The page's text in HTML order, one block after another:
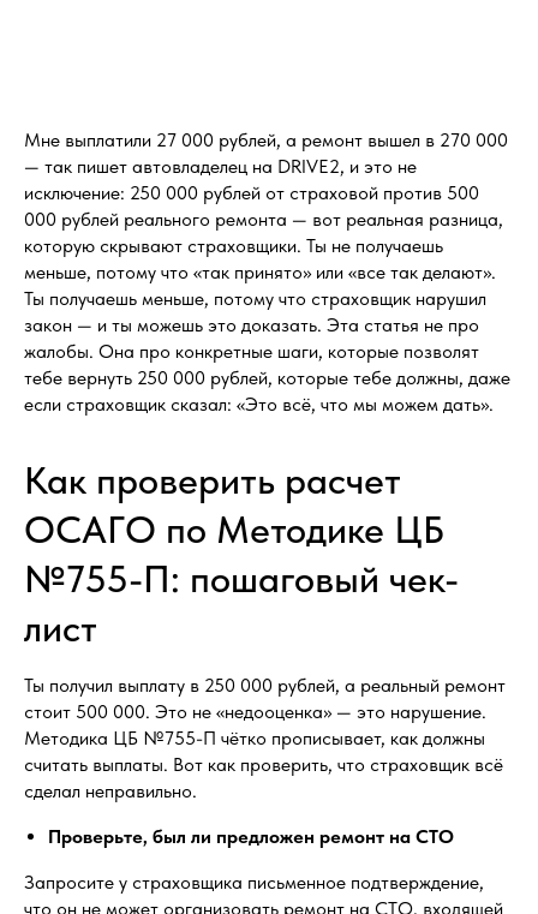
Мне выплатили 27 000 рублей, а ремонт вышел в 270 000
— так пишет автовладелец на DRIVE2, и это не
исключение: 250 000 рублей от страховой против 500
000 рублей реального ремонта — вот реальная разница,
которую скрывают страховщики. Ты не получаешь
меньше, потому что «так принято» или «все так делают».
Ты получаешь меньше, потому что страховщик нарушил
закон — и ты можешь это доказать. Эта статья не про
жалобы. Она про конкретные шаги, которые позволят
тебе вернуть 250 000 рублей, которые тебе должны, даже
если страховщик сказал: «Это всё, что мы можем дать».
Как проверить расчет
ОСАГО по Методике ЦБ
№755-П: пошаговый чек-
лист
Ты получил выплату в 250 000 рублей, а реальный ремонт
стоит 500 000. Это не «недооценка» — это нарушение.
Методика ЦБ №755-П чётко прописывает, как должны
считать выплаты. Вот как проверить, что страховщик всё
сделал неправильно.
Проверьте, был ли предложен ремонт на СТО
Запросите у страховщика письменное подтверждение,
что он не может организовать ремонт на СТО, входящей